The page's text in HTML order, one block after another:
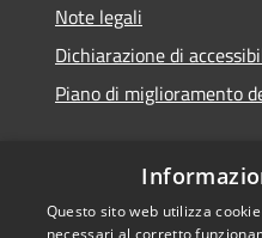
Note legali
Dichiarazione di
Piano di miglioramento
RSSQuesto sito web utilizza
necessari al corretto